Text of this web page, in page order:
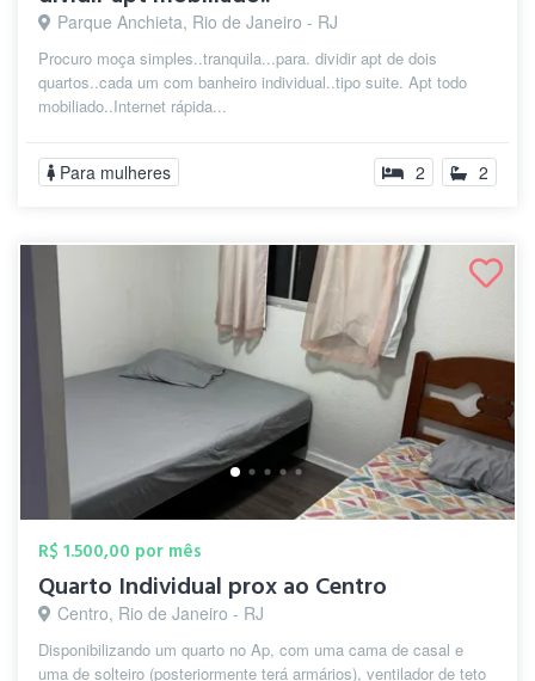
Parque Anchieta, Rio de Janeiro - RJ
Procuro moça simples..tranquila...para. dividir apt de dois
quartos..cada um com banheiro individual..tipo suite. Apt todo
mobiliado..Internet rápida...
Para mulheres 2 2
R$ 1.500,00 por mês
Quarto Individual prox ao Centro
Centro, Rio de Janeiro - RJ
Disponibilizando um quarto no Ap, com uma cama de casal e
uma de solteiro (posteriormente terá armários), ventilador de teto